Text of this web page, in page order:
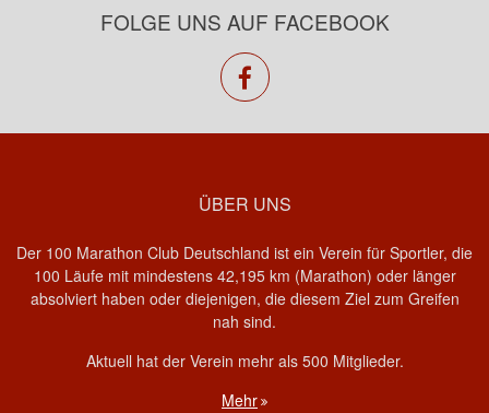
FOLGE UNS AUF FACEBOOK
facebook
ÜBER UNS
Der 100 Marathon Club Deutschland ist ein Verein für Sportler, die
100 Läufe mit mindestens 42,195 km (Marathon) oder länger
absolviert haben oder diejenigen, die diesem Ziel zum Greifen
nah sind.
Aktuell hat der Verein mehr als 500 Mitglieder.
Mehr